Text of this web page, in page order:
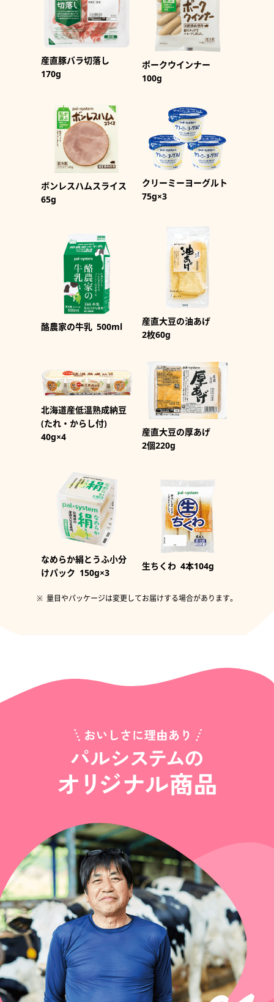
産直豚バラ切落し
170g
ポークウインナー
100g
ボンレスハムスライス
65g
クリーミーヨーグルト
75g×3
酪農家の牛乳 500ml
産直大豆の油あげ
2枚60g
北海道産低温熟成納豆
(たれ・からし付)
40g×4
産直大豆の厚あげ
2個220g
なめらか絹とうふ小分
けパック 150g×3
生ちくわ 4本104g
量目やパッケージは変更してお届けする場合があります。